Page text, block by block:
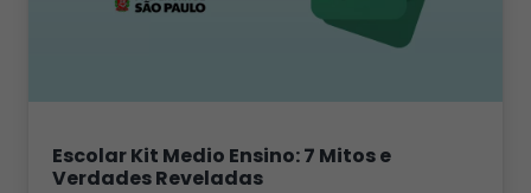
Escolar Kit Medio Ensino: 7 Mitos e
Verdades Reveladas